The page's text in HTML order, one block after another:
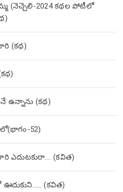
(నెచ్చెలి-2024 కథల పోటీలో
(కథ)
ఉన్నాను (క‌థ‌)
52)
ఎదుటకురా…. (కవిత)
(కవిత)